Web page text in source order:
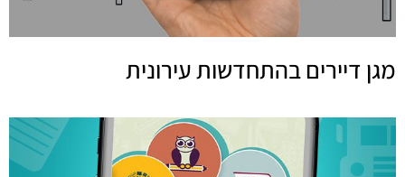
מגן דיירים בהתחדשות עירונית